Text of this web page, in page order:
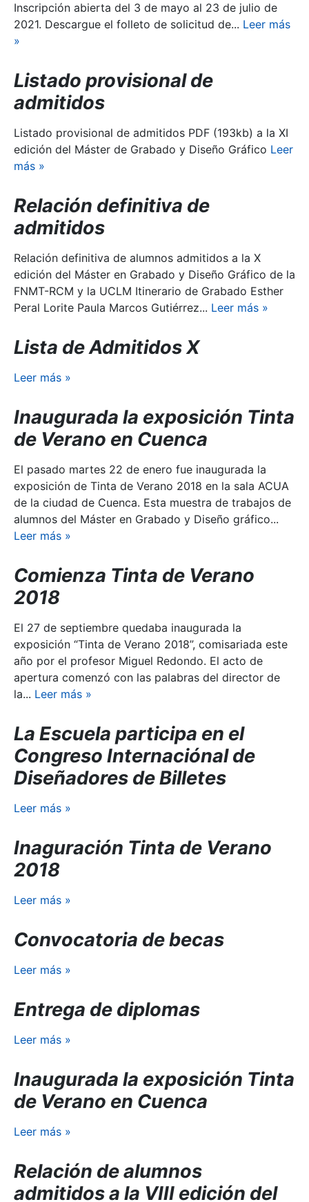
Inscripción abierta del 3 de mayo al 23 de julio de
2021. Descargue el folleto de solicitud de... Leer más
»
Listado provisional de
admitidos
Listado provisional de admitidos PDF (193kb) a la XI
edición del Máster de Grabado y Diseño Gráfico Leer
más »
Relación definitiva de
admitidos
Relación definitiva de alumnos admitidos a la X
edición del Máster en Grabado y Diseño Gráfico de la
FNMT-RCM y la UCLM Itinerario de Grabado Esther
Peral Lorite Paula Marcos Gutiérrez... Leer más »
Lista de Admitidos X
Leer más »
Inaugurada la exposición Tinta
de Verano en Cuenca
El pasado martes 22 de enero fue inaugurada la
exposición de Tinta de Verano 2018 en la sala ACUA
de la ciudad de Cuenca. Esta muestra de trabajos de
alumnos del Máster en Grabado y Diseño gráfico...
Leer más »
Comienza Tinta de Verano
2018
El 27 de septiembre quedaba inaugurada la
exposición “Tinta de Verano 2018”, comisariada este
año por el profesor Miguel Redondo. El acto de
apertura comenzó con las palabras del director de
la... Leer más »
La Escuela participa en el
Congreso Internaciónal de
Diseñadores de Billetes
Leer más »
Inaguración Tinta de Verano
2018
Leer más »
Convocatoria de becas
Leer más »
Entrega de diplomas
Leer más »
Inaugurada la exposición Tinta
de Verano en Cuenca
Leer más »
Relación de alumnos
admitidos a la VIII edición del